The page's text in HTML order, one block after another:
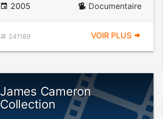
2005 Documentaire
241189 VOIR PLUS
James Cameron
Collection